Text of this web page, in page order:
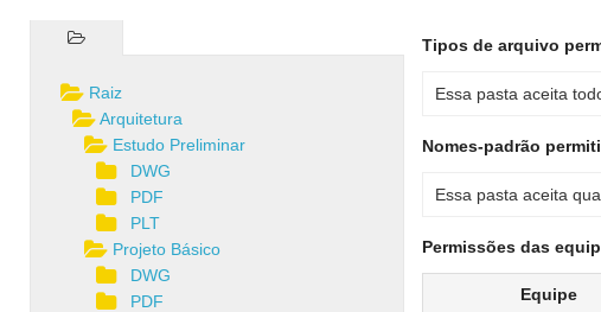
Tipos de arquivo
Essa pasta aceita
Nomes-padrão
Essa pasta aceita
Permissões das
Equipe
Raiz
Arquitetura
Estudo Preliminar
DWG
PDF
PLT
Projeto Básico
DWG
PDF